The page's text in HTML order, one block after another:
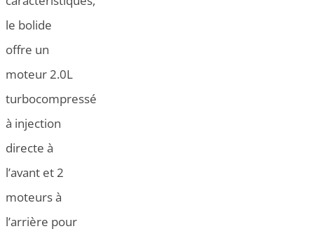
le bolide
offre un
moteur 2.0L
turbocompressé
à injection
directe à
l’avant et 2
moteurs à
l’arrière pour